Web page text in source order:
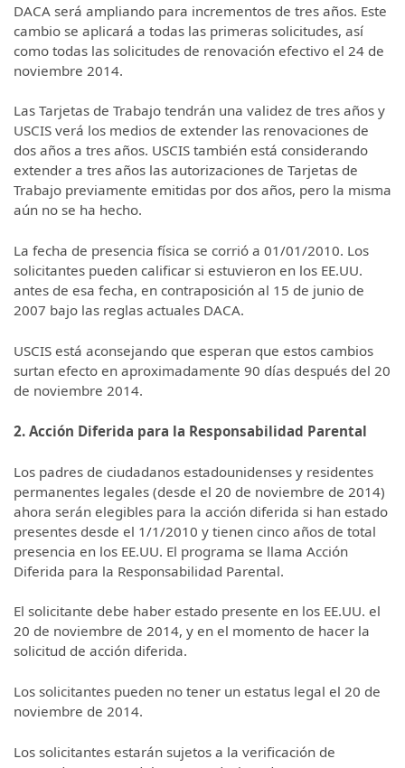
DACA será ampliando para incrementos de tres años. Este
cambio se aplicará a todas las primeras solicitudes, así
como todas las solicitudes de renovación efectivo el 24 de
noviembre 2014.
Las Tarjetas de Trabajo tendrán una validez de tres años y
USCIS verá los medios de extender las renovaciones de
dos años a tres años. USCIS también está considerando
extender a tres años las autorizaciones de Tarjetas de
Trabajo previamente emitidas por dos años, pero la misma
aún no se ha hecho.
La fecha de presencia física se corrió a 01/01/2010. Los
solicitantes pueden calificar si estuvieron en los EE.UU.
antes de esa fecha, en contraposición al 15 de junio de
2007 bajo las reglas actuales DACA.
USCIS está aconsejando que esperan que estos cambios
surtan efecto en aproximadamente 90 días después del 20
de noviembre 2014.
2. Acción Diferida para la Responsabilidad Parental
Los padres de ciudadanos estadounidenses y residentes
permanentes legales (desde el 20 de noviembre de 2014)
ahora serán elegibles para la acción diferida si han estado
presentes desde el 1/1/2010 y tienen cinco años de total
presencia en los EE.UU. El programa se llama Acción
Diferida para la Responsabilidad Parental.
El solicitante debe haber estado presente en los EE.UU. el
20 de noviembre de 2014, y en el momento de hacer la
solicitud de acción diferida.
Los solicitantes pueden no tener un estatus legal el 20 de
noviembre de 2014.
Los solicitantes estarán sujetos a la verificación de